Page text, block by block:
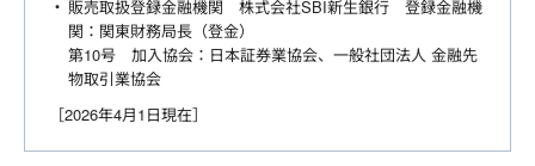
販売取扱登録金融機関 株式会社SBI新生銀行 登録金融機
関：関東財務局長（登金）
第10号 加入協会：日本証券業協会、一般社団法人 金融先
物取引業協会
［2026年4月1日現在］